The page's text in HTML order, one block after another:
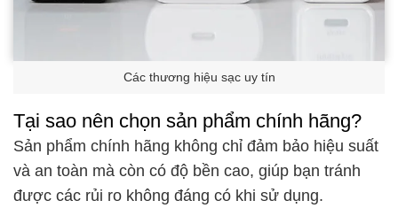
Các thương hiệu sạc uy tín
Tại sao nên chọn sản phẩm chính hãng?
Sản phẩm chính hãng không chỉ đảm bảo hiệu suất
và an toàn mà còn có độ bền cao, giúp bạn tránh
được các rủi ro không đáng có khi sử dụng.